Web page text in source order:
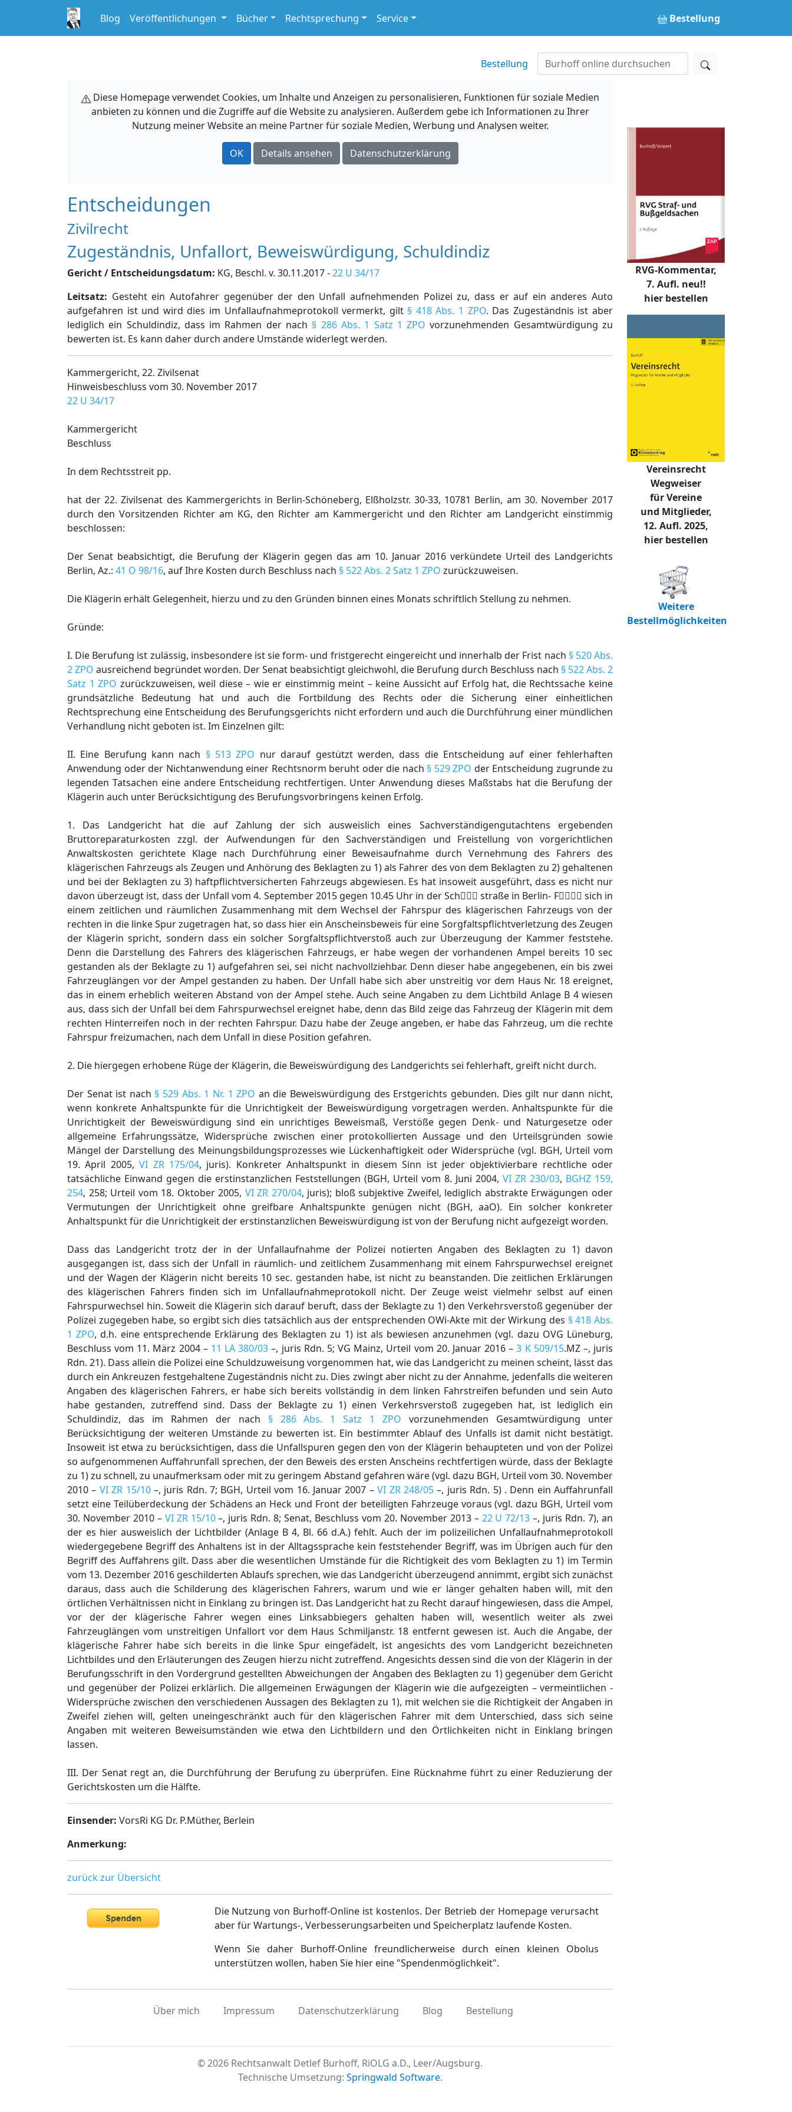
Blog Veröffentlichungen Bücher Rechtsprechung Service Bestellung
Bestellung
Diese Homepage verwendet Cookies, um Inhalte und Anzeigen zu personalisieren, Funktionen für soziale Medien
anbieten zu können und die Zugriffe auf die Website zu analysieren. Außerdem gebe ich Informationen zu Ihrer
Nutzung meiner Website an meine Partner für soziale Medien, Werbung und Analysen weiter.
OK Details ansehen Datenschutzerklärung
Entscheidungen
Zivilrecht
Zugeständnis, Unfallort, Beweiswürdigung, Schuldindiz
Gericht / Entscheidungsdatum: KG, Beschl. v. 30.11.2017 -22 U 34/17
Leitsatz: Gesteht ein Autofahrer gegenüber der den Unfall aufnehmenden Polizei zu, dass er auf ein anderes Auto
aufgefahren ist und wird dies im Unfallaufnahmeprotokoll vermerkt, gilt § 418 Abs. 1 ZPO. Das Zugeständnis ist aber
lediglich ein Schuldindiz, dass im Rahmen der nach § 286 Abs. 1 Satz 1 ZPO vorzunehmenden Gesamtwürdigung zu
bewerten ist. Es kann daher durch andere Umstände widerlegt werden.
Kammergericht, 22. Zivilsenat
Hinweisbeschluss vom 30. November 2017
22 U 34/17
Kammergericht
Beschluss
In dem Rechtsstreit pp.
hat der 22. Zivilsenat des Kammergerichts in Berlin-Schöneberg, Elßholzstr. 30-33, 10781 Berlin, am 30. November 2017
durch den Vorsitzenden Richter am KG, den Richter am Kammergericht und den Richter am Landgericht einstimmig
beschlossen:
Der Senat beabsichtigt, die Berufung der Klägerin gegen das am 10. Januar 2016 verkündete Urteil des Landgerichts
Berlin, Az.: 41 O 98/16, auf Ihre Kosten durch Beschluss nach § 522 Abs. 2 Satz 1 ZPO zurückzuweisen.
Die Klägerin erhält Gelegenheit, hierzu und zu den Gründen binnen eines Monats schriftlich Stellung zu nehmen.
Gründe:
I. Die Berufung ist zulässig, insbesondere ist sie form- und fristgerecht eingereicht und innerhalb der Frist nach § 520 Abs.
2 ZPO ausreichend begründet worden. Der Senat beabsichtigt gleichwohl, die Berufung durch Beschluss nach § 522 Abs. 2
Satz 1 ZPO zurückzuweisen, weil diese – wie er einstimmig meint – keine Aussicht auf Erfolg hat, die Rechtssache keine
grundsätzliche Bedeutung hat und auch die Fortbildung des Rechts oder die Sicherung einer einheitlichen
Rechtsprechung eine Entscheidung des Berufungsgerichts nicht erfordern und auch die Durchführung einer mündlichen
Verhandlung nicht geboten ist. Im Einzelnen gilt:
II. Eine Berufung kann nach § 513 ZPO nur darauf gestützt werden, dass die Entscheidung auf einer fehlerhaften
Anwendung oder der Nichtanwendung einer Rechtsnorm beruht oder die nach § 529 ZPO der Entscheidung zugrunde zu
legenden Tatsachen eine andere Entscheidung rechtfertigen. Unter Anwendung dieses Maßstabs hat die Berufung der
Klägerin auch unter Berücksichtigung des Berufungsvorbringens keinen Erfolg.
1. Das Landgericht hat die auf Zahlung der sich ausweislich eines Sachverständigengutachtens ergebenden
Bruttoreparaturkosten zzgl. der Aufwendungen für den Sachverständigen und Freistellung von vorgerichtlichen
Anwaltskosten gerichtete Klage nach Durchführung einer Beweisaufnahme durch Vernehmung des Fahrers des
klägerischen Fahrzeugs als Zeugen und Anhörung des Beklagten zu 1) als Fahrer des von dem Beklagten zu 2) gehaltenen
und bei der Beklagten zu 3) haftpflichtversicherten Fahrzeugs abgewiesen. Es hat insoweit ausgeführt, dass es nicht nur
davon überzeugt ist, dass der Unfall vom 4. September 2015 gegen 10.45 Uhr in der Sch straße in Berlin- F sich in
einem zeitlichen und räumlichen Zusammenhang mit dem Wechsel der Fahrspur des klägerischen Fahrzeugs von der
rechten in die linke Spur zugetragen hat, so dass hier ein Anscheinsbeweis für eine Sorgfaltspflichtverletzung des Zeugen
der Klägerin spricht, sondern dass ein solcher Sorgfaltspflichtverstoß auch zur Überzeugung der Kammer feststehe.
Denn die Darstellung des Fahrers des klägerischen Fahrzeugs, er habe wegen der vorhandenen Ampel bereits 10 sec
gestanden als der Beklagte zu 1) aufgefahren sei, sei nicht nachvollziehbar. Denn dieser habe angegebenen, ein bis zwei
Fahrzeuglängen vor der Ampel gestanden zu haben. Der Unfall habe sich aber unstreitig vor dem Haus Nr. 18 ereignet,
das in einem erheblich weiteren Abstand von der Ampel stehe. Auch seine Angaben zu dem Lichtbild Anlage B 4 wiesen
aus, dass sich der Unfall bei dem Fahrspurwechsel ereignet habe, denn das Bild zeige das Fahrzeug der Klägerin mit dem
rechten Hinterreifen noch in der rechten Fahrspur. Dazu habe der Zeuge angeben, er habe das Fahrzeug, um die rechte
Fahrspur freizumachen, nach dem Unfall in diese Position gefahren.
2. Die hiergegen erhobene Rüge der Klägerin, die Beweiswürdigung des Landgerichts sei fehlerhaft, greift nicht durch.
Der Senat ist nach § 529 Abs. 1 Nr. 1 ZPO an die Beweiswürdigung des Erstgerichts gebunden. Dies gilt nur dann nicht,
wenn konkrete Anhaltspunkte für die Unrichtigkeit der Beweiswürdigung vorgetragen werden. Anhaltspunkte für die
Unrichtigkeit der Beweiswürdigung sind ein unrichtiges Beweismaß, Verstöße gegen Denk- und Naturgesetze oder
allgemeine Erfahrungssätze, Widersprüche zwischen einer protokollierten Aussage und den Urteilsgründen sowie
Mängel der Darstellung des Meinungsbildungsprozesses wie Lückenhaftigkeit oder Widersprüche (vgl. BGH, Urteil vom
19. April 2005,VI ZR 175/04, juris). Konkreter Anhaltspunkt in diesem Sinn ist jeder objektivierbare rechtliche oder
tatsächliche Einwand gegen die erstinstanzlichen Feststellungen (BGH, Urteil vom 8. Juni 2004, VI ZR 230/03, BGHZ 159,
254, 258; Urteil vom 18. Oktober 2005, VI ZR 270/04, juris); bloß subjektive Zweifel, lediglich abstrakte Erwägungen oder
Vermutungen der Unrichtigkeit ohne greifbare Anhaltspunkte genügen nicht (BGH, aaO). Ein solcher konkreter
Anhaltspunkt für die Unrichtigkeit der erstinstanzlichen Beweiswürdigung ist von der Berufung nicht aufgezeigt worden.
Dass das Landgericht trotz der in der Unfallaufnahme der Polizei notierten Angaben des Beklagten zu 1) davon
ausgegangen ist, dass sich der Unfall in räumlich- und zeitlichem Zusammenhang mit einem Fahrspurwechsel ereignet
und der Wagen der Klägerin nicht bereits 10 sec. gestanden habe, ist nicht zu beanstanden. Die zeitlichen Erklärungen
des klägerischen Fahrers finden sich im Unfallaufnahmeprotokoll nicht. Der Zeuge weist vielmehr selbst auf einen
Fahrspurwechsel hin. Soweit die Klägerin sich darauf beruft, dass der Beklagte zu 1) den Verkehrsverstoß gegenüber der
Polizei zugegeben habe, so ergibt sich dies tatsächlich aus der entsprechenden OWi-Akte mit der Wirkung des § 418 Abs.
1 ZPO, d.h. eine entsprechende Erklärung des Beklagten zu 1) ist als bewiesen anzunehmen (vgl. dazu OVG Lüneburg,
Beschluss vom 11. März 2004 – 11 LA 380/03 –, juris Rdn. 5; VG Mainz, Urteil vom 20. Januar 2016 –3 K 509/15.MZ –, juris
Rdn. 21). Dass allein die Polizei eine Schuldzuweisung vorgenommen hat, wie das Landgericht zu meinen scheint, lässt das
durch ein Ankreuzen festgehaltene Zugeständnis nicht zu. Dies zwingt aber nicht zu der Annahme, jedenfalls die weiteren
Angaben des klägerischen Fahrers, er habe sich bereits vollständig in dem linken Fahrstreifen befunden und sein Auto
habe gestanden, zutreffend sind. Dass der Beklagte zu 1) einen Verkehrsverstoß zugegeben hat, ist lediglich ein
Schuldindiz, das im Rahmen der nach § 286 Abs. 1 Satz 1 ZPO vorzunehmenden Gesamtwürdigung unter
Berücksichtigung der weiteren Umstände zu bewerten ist. Ein bestimmter Ablauf des Unfalls ist damit nicht bestätigt.
Insoweit ist etwa zu berücksichtigen, dass die Unfallspuren gegen den von der Klägerin behaupteten und von der Polizei
so aufgenommenen Auffahrunfall sprechen, der den Beweis des ersten Anscheins rechtfertigen würde, dass der Beklagte
zu 1) zu schnell, zu unaufmerksam oder mit zu geringem Abstand gefahren wäre (vgl. dazu BGH, Urteil vom 30. November
2010 – VI ZR 15/10–, juris Rdn. 7; BGH, Urteil vom 16. Januar 2007 –VI ZR 248/05–, juris Rdn. 5) . Denn ein Auffahrunfall
setzt eine Teilüberdeckung der Schädens an Heck und Front der beteiligten Fahrzeuge voraus (vgl. dazu BGH, Urteil vom
30. November 2010 – VI ZR 15/10–, juris Rdn. 8; Senat, Beschluss vom 20. November 2013 – 22 U 72/13 –, juris Rdn. 7), an
der es hier ausweislich der Lichtbilder (Anlage B 4, Bl. 66 d.A.) fehlt. Auch der im polizeilichen Unfallaufnahmeprotokoll
wiedergegebene Begriff des Anhaltens ist in der Alltagssprache kein feststehender Begriff, was im Übrigen auch für den
Begriff des Auffahrens gilt. Dass aber die wesentlichen Umstände für die Richtigkeit des vom Beklagten zu 1) im Termin
vom 13. Dezember 2016 geschilderten Ablaufs sprechen, wie das Landgericht überzeugend annimmt, ergibt sich zunächst
daraus, dass auch die Schilderung des klägerischen Fahrers, warum und wie er länger gehalten haben will, mit den
örtlichen Verhältnissen nicht in Einklang zu bringen ist. Das Landgericht hat zu Recht darauf hingewiesen, dass die Ampel,
vor der der klägerische Fahrer wegen eines Linksabbiegers gehalten haben will, wesentlich weiter als zwei
Fahrzeuglängen vom unstreitigen Unfallort vor dem Haus Schmiljanstr. 18 entfernt gewesen ist. Auch die Angabe, der
klägerische Fahrer habe sich bereits in die linke Spur eingefädelt, ist angesichts des vom Landgericht bezeichneten
Lichtbildes und den Erläuterungen des Zeugen hierzu nicht zutreffend. Angesichts dessen sind die von der Klägerin in der
Berufungsschrift in den Vordergrund gestellten Abweichungen der Angaben des Beklagten zu 1) gegenüber dem Gericht
und gegenüber der Polizei erklärlich. Die allgemeinen Erwägungen der Klägerin wie die aufgezeigten – vermeintlichen -
Widersprüche zwischen den verschiedenen Aussagen des Beklagten zu 1), mit welchen sie die Richtigkeit der Angaben in
Zweifel ziehen will, gelten uneingeschränkt auch für den klägerischen Fahrer mit dem Unterschied, dass sich seine
Angaben mit weiteren Beweisumständen wie etwa den Lichtbildern und den Örtlichkeiten nicht in Einklang bringen
lassen.
III. Der Senat regt an, die Durchführung der Berufung zu überprüfen. Eine Rücknahme führt zu einer Reduzierung der
Gerichtskosten um die Hälfte.
Einsender: VorsRi KG Dr. P.Müther, Berlein
Anmerkung:
zurück zur Übersicht
Die Nutzung von Burhoff-Online ist kostenlos. Der Betrieb der Homepage verursacht
aber für Wartungs-, Verbesserungsarbeiten und Speicherplatz laufende Kosten.
Wenn Sie daher Burhoff-Online freundlicherweise durch einen kleinen Obolus
unterstützen wollen, haben Sie hier eine "Spendenmöglichkeit".
Über mich Impressum Datenschutzerklärung Blog Bestellung
© 2026 Rechtsanwalt Detlef Burhoff, RiOLG a.D., Leer/Augsburg.
Technische Umsetzung: Springwald Software.
RVG-Kommentar,
7. Aufl. neu!!
hier bestellen
Vereinsrecht
Wegweiser
für Vereine
und Mitglieder,
12. Aufl. 2025,
hier bestellen
Weitere
Bestellmöglichkeiten